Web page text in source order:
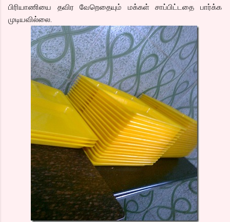
பிரியாணியை தவிர வேறெதையும் மக்கள் சாப்பிட்டதை பார்க்க
முடியவில்லை.